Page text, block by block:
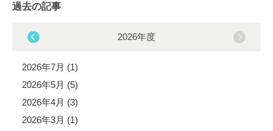
過去の記事
2026年度
2026年7月 (1)
2026年5月 (5)
2026年4月 (3)
2026年3月 (1)